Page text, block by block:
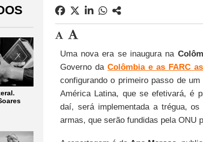
Uma nova era se inaugura na
Governo daColômbia e as FARC
configurando o primeiro passo de um
América Latina, que se efetivará, é
daí, será implementada a trégua,
armas, que serão fundidas pela ONU